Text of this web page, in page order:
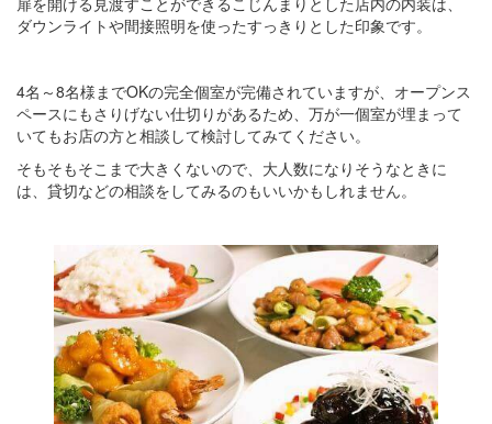
ダウンライトや間接照明を使ったすっきりとした印象です。
4名～8名様までOKの完全個室が完備されていますが、オープンス
ペースにもさりげない仕切りがあるため、万が一個室が埋まって
いてもお店の方と相談して検討してみてください。
そもそもそこまで大きくないので、大人数になりそうなときに
は、貸切などの相談をしてみるのもいいかもしれません。